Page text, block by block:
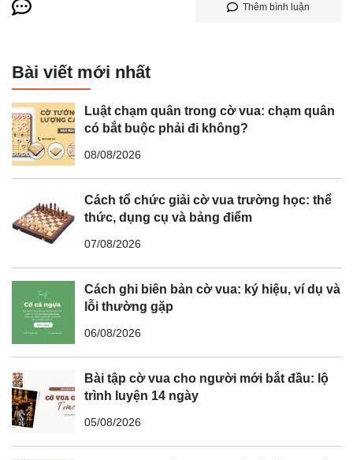
Thêm bình luận
Bài viết mới nhất
Luật chạm quân trong cờ vua: chạm quân
có bắt buộc phải đi không?
08/08/2026
Cách tổ chức giải cờ vua trường học: thể
thức, dụng cụ và bảng điểm
07/08/2026
Cách ghi biên bản cờ vua: ký hiệu, ví dụ và
lỗi thường gặp
06/08/2026
Bài tập cờ vua cho người mới bắt đầu: lộ
trình luyện 14 ngày
05/08/2026